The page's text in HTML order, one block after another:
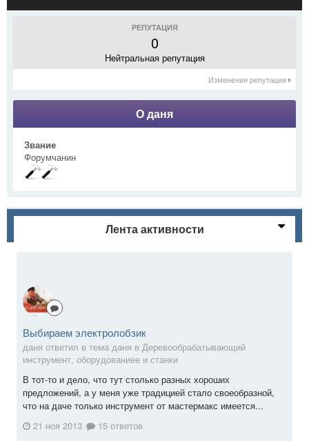
РЕПУТАЦИЯ
0
Нейтральная репутация
Изменения репутации
О даня
Звание
Форумчанин
Лента активности
Выбираем электролобзик
даня ответил в тема даня в Деревообрабатывающий
инструмент, оборудованиее и станки
В тот-то и дело, что тут столько разных хороших
предложений, а у меня уже традицией стало своеобразной,
что на даче только инструмент от мастермакс имеется...
21 ноя 2013
15 ответов